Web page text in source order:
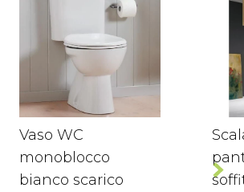
Vaso WC
monoblocco
bianco scarico